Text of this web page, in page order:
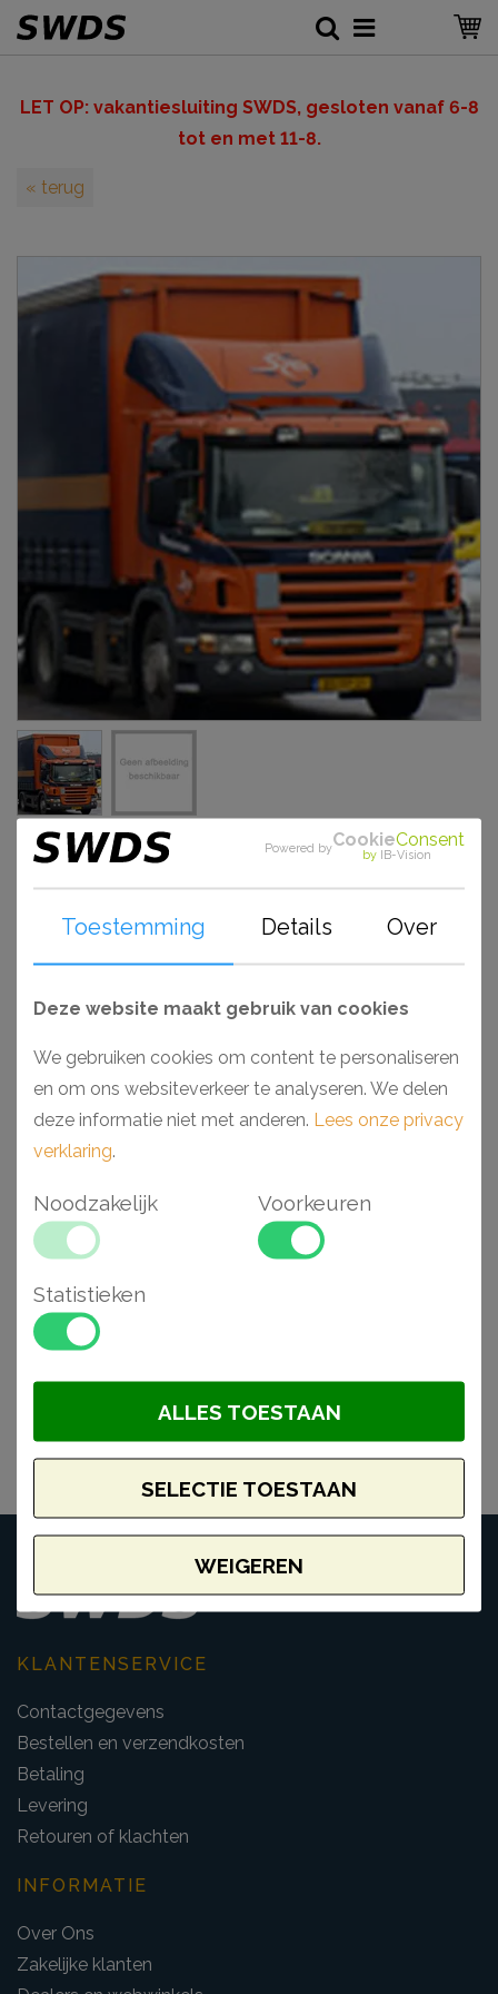
LET OP: vakantiesluiting SWDS, gesloten vanaf 6-8
tot en met 11-8.
« terug
Grotere aantallen nodig? Vraag een offerte met extra
korting aan:contact
Voorraad
Vandaag besteld, a.s.
maandag verzonden
Moet het sneller? Bel ons
Aantal
Omschrijving
Bijdrage in de order- en verzendkosten
buitenlandzendingen.
KLANTENSERVICE
Contactgegevens
Bestellen en verzendkosten
Betaling
Levering
Retouren of klachten
INFORMATIE
Over Ons
Zakelijke klanten
Powered byCookieConsent
by IB-Vision
Toestemming Details Over
Deze website maakt gebruik van cookies
We gebruiken cookies om content te personaliseren
en om ons websiteverkeer te analyseren. We delen
deze informatie niet met anderen. Lees onze privacy
verklaring.
Noodzakelijk Voorkeuren
Statistieken
WEIGEREN
SELECTIE TOESTAAN
ALLES TOESTAAN